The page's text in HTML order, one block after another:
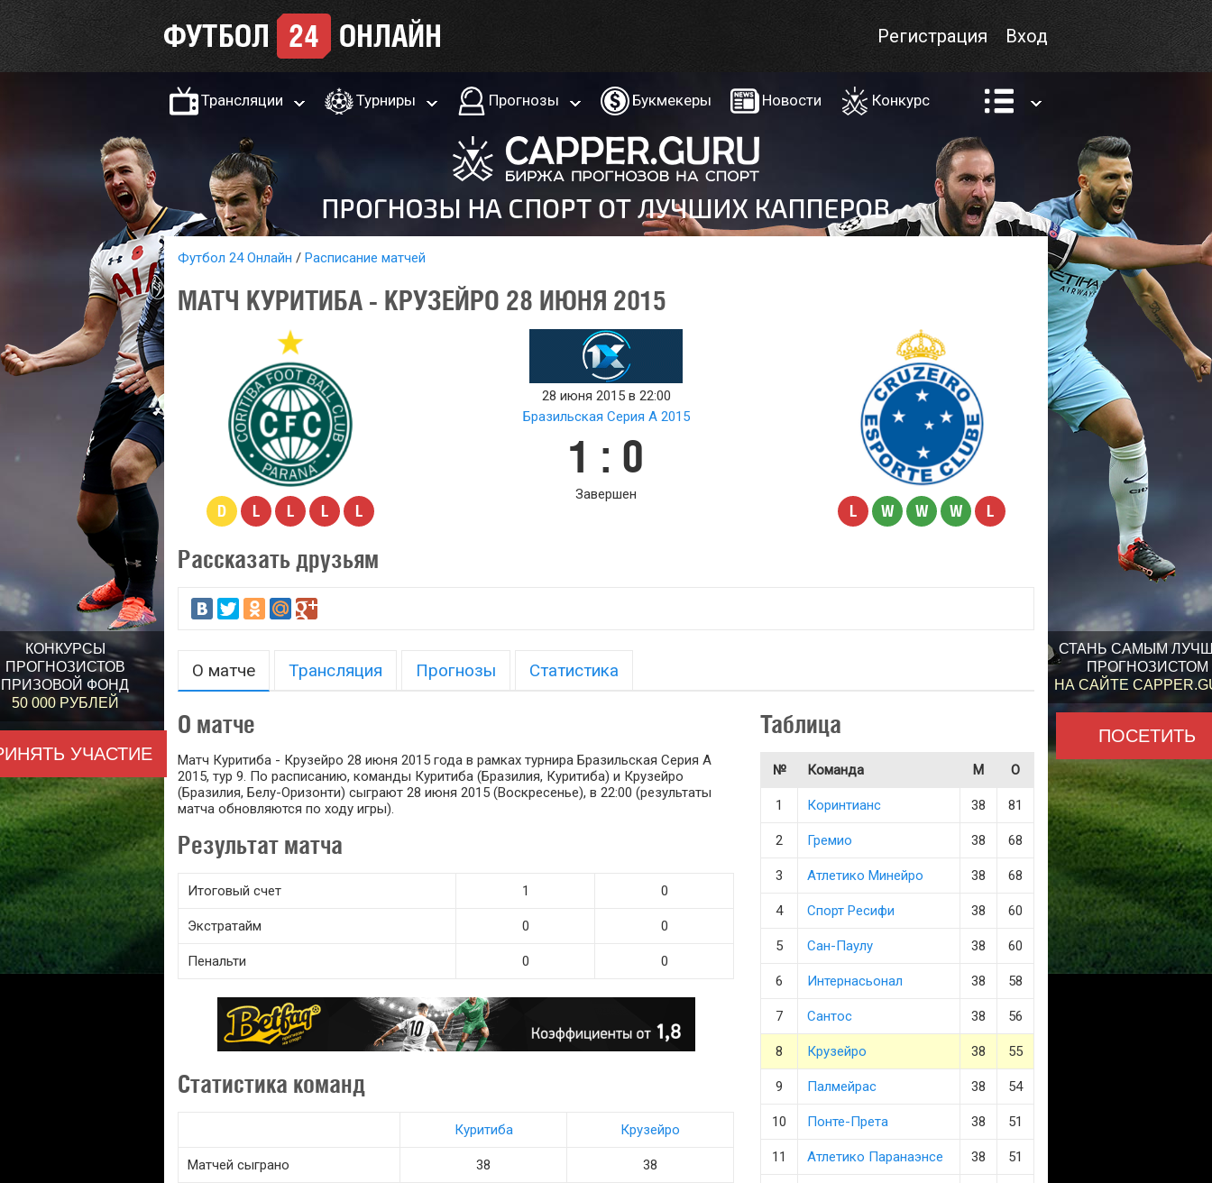
КОНКУРСЫ
ПРОГНОЗИСТОВ
ПРИЗОВОЙ ФОНД
50 000 РУБЛЕЙ
УЧАСТИЕ
СТАНЬ САМЫМ
ПРОГНОЗИСТОМ
НА САЙТЕ
ПОСЕТИТЬ
Вход
Регистрация
Трансляции Турниры Прогнозы Букмекеры Новости Конкурс
Футбол 24 Онлайн Расписание матчей
МАТЧ КУРИТИБА - КРУЗЕЙРО 28 ИЮНЯ 2015
D L L L L
28 июня 2015 в 22:00
Бразильская Серия А 2015
1 : 0
Завершен
L W W W L
Рассказать друзьям
О матче Трансляция Прогнозы Статистика
О матче
Матч Куритиба - Крузейро 28 июня 2015 года в рамках турнира Бразильская Серия А
2015, тур 9. По расписанию, команды Куритиба (Бразилия, Куритиба) и Крузейро
(Бразилия, Белу-Оризонти) сыграют 28 июня 2015 (Воскресенье), в 22:00 (результаты
матча обновляются по ходу игры).
Результат матча
Итоговый счет 1 0
Экстратайм 0 0
Пенальти 0 0
Статистика команд
Куритиба Крузейро
Матчей сыграно 38 38
Таблица
№ Команда М О
1 Коринтианс 38 81
2 Гремио 38 68
3 Атлетико Минейро 38 68
4 Спорт Ресифи 38 60
5 Сан-Паулу 38 60
6 Интернасьонал 38 58
7 Сантос 38 56
8 Крузейро 38 55
9 Палмейрас 38 54
10 Понте-Прета 38 51
11 Атлетико Паранаэнсе 38 51